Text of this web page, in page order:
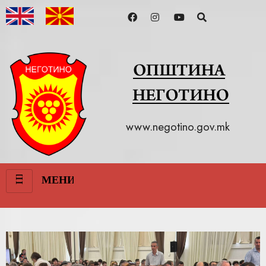
www.negotino.gov.mk
МЕНИ
III